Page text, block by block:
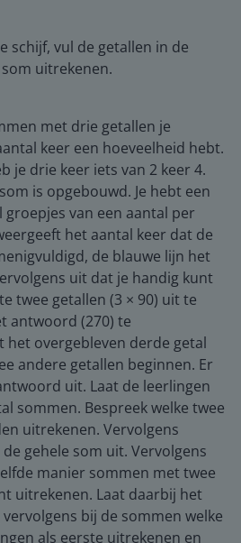
schijf, vul de getallen in de
uitrekenen.
met drie getallen je
keer een hoeveelheid hebt.
je drie keer iets van 2 keer 4.
is opgebouwd. Je hebt een
groepjes van een aantal per
het aantal keer dat de
de blauwe lijn het
uit dat je handig kunt
twee getallen (3 × 90) uit te
antwoord (270) te
het overgebleven derde getal
andere getallen beginnen. Er
uit. Laat de leerlingen
sommen. Bespreek welke twee
uitrekenen. Vervolgens
gehele som uit. Vervolgens
manier sommen met twee
uitrekenen. Laat daarbij het
bij de sommen welke
als eerste uitrekenen en